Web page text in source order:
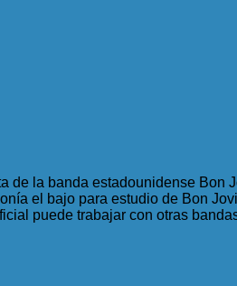
de la banda estadounidense
el bajo para estudio de Bon
puede trabajar con otras